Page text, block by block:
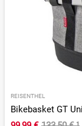
REISENTHEL
Bikebasket GT